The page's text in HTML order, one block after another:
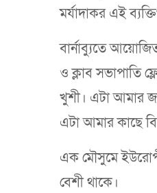
মর্যাদাকর এই
বার্নাব্যুতে
ও ক্লাব সভাপাতি
খুশী। এটা আমার
এটা আমার কাছে
এক মৌসুমে
বেশী থাকে।